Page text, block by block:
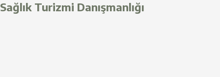
Sağlık Turizmi Danışmanlığı